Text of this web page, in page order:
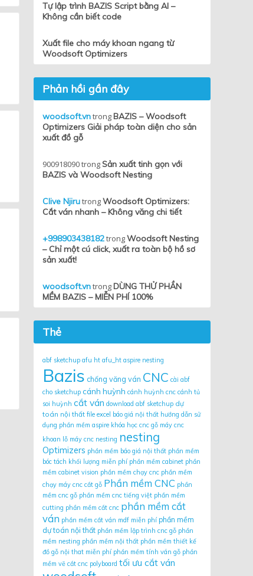
Tự lập trình BAZIS Script bằng AI –
Không cần biết code
Xuất file cho máy khoan ngang từ
Woodsoft Optimizers
Phản hồi gần đây
woodsoft.vntrongBAZIS – Woodsoft
Optimizers Giải pháp toàn diện cho sản
xuất đồ gỗ
900918090trongSản xuất tinh gọn với
BAZIS và Woodsoft Nesting
Clive NjirutrongWoodsoft Optimizers:
Cắt ván nhanh – Không văng chi tiết
+998903438182trongWoodsoft Nesting
– Chỉ một cú click, xuất ra toàn bộ hồ sơ
sản xuất!
woodsoft.vntrongDÙNG THỬ PHẦN
MỀM BAZIS – MIỄN PHÍ 100%
Thẻ
abf sketchup afu ht afu_ht aspire nesting
Bazis chống văng ván CNC cài abf
cho sketchup cánh huỳnh cánh huỳnh cnc cánh tủ
soi huỳnh cắt ván download abf sketchup dự
toán nội thất file excel báo giá nội thất hướng dẫn sử
dụng phần mềm aspire khóa học cnc gỗ máy cnc
khoan lỗ máy cnc nesting nesting
Optimizers phần mềm báo giá nội thất phần mềm
bóc tách khối lượng miễn phí phần mềm cabinet phần
mềm cabinet vision phần mềm chạy cnc phần mềm
chạy máy cnc cắt gỗ Phần mềm CNC phần
mềm cnc gỗ phần mềm cnc tiếng việt phần mềm
cutting phần mềm cắt cnc phần mềm cắt
ván phần mềm cắt ván mdf miễn phí phần mềm
dự toán nội thất phần mềm lập trình cnc gỗ phần
mềm nesting phần mềm nội thất phần mềm thiết kế
đồ gỗ nội that miễn phí phần mềm tính ván gỗ phần
mềm vẽ cắt cnc polyboard tối ưu cắt ván